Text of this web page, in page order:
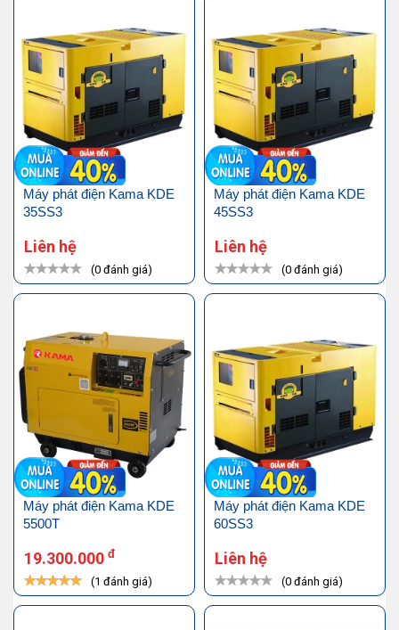
Máy phát điện Kama KDE
35SS3
Liên hệ
(0 đánh giá)
Máy phát điện Kama KDE
45SS3
Liên hệ
(0 đánh giá)
Máy phát điện Kama KDE
5500T
19.300.000 đ
(1 đánh giá)
Máy phát điện Kama KDE
60SS3
Liên hệ
(0 đánh giá)